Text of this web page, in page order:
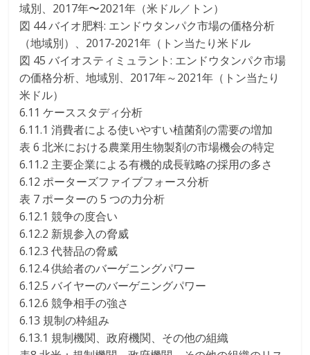
域別、2017年〜2021年（米ドル／トン）
図 44 バイオ肥料: エンドウタンパク市場の価格分析
（地域別）、2017-2021年（トン当たり米ドル
図 45 バイオスティミュラント: エンドウタンパク市場
の価格分析、地域別、2017年～2021年（トン当たり
米ドル）
6.11 ケーススタディ分析
6.11.1 消費者による使いやすい植菌剤の需要の増加
表 6 北米における農業用生物製剤の市場機会の特定
6.11.2 主要企業による有機的成長戦略の採用の多さ
6.12 ポーターズファイブフォース分析
表 7 ポーターの 5 つの力分析
6.12.1 競争の度合い
6.12.2 新規参入の脅威
6.12.3 代替品の脅威
6.12.4 供給者のバーゲニングパワー
6.12.5 バイヤーのバーゲニングパワー
6.12.6 競争相手の強さ
6.13 規制の枠組み
6.13.1 規制機関、政府機関、その他の組織